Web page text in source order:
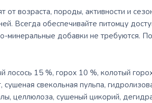
возраста, породы, активности и
Всегда обеспечивайте питомцу
добавки не требуются.
15 %, горох 10 %, колотый
свекольная пульпа,
целлюлоза, сушеный цикорий,